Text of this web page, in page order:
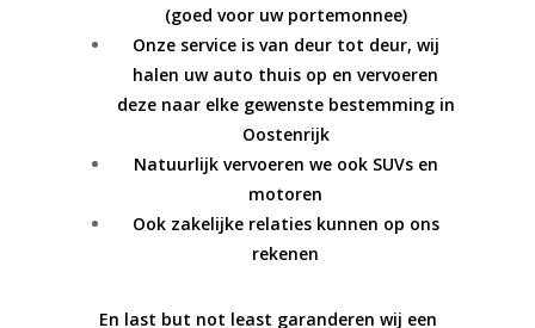
(goed voor uw portemonnee)
Onze service is van deur tot deur, wij
halen uw auto thuis op en vervoeren
deze naar elke gewenste bestemming in
Oostenrijk
Natuurlijk vervoeren we ook SUVs en
motoren
Ook zakelijke relaties kunnen op ons
rekenen
En last but not least garanderen wij een